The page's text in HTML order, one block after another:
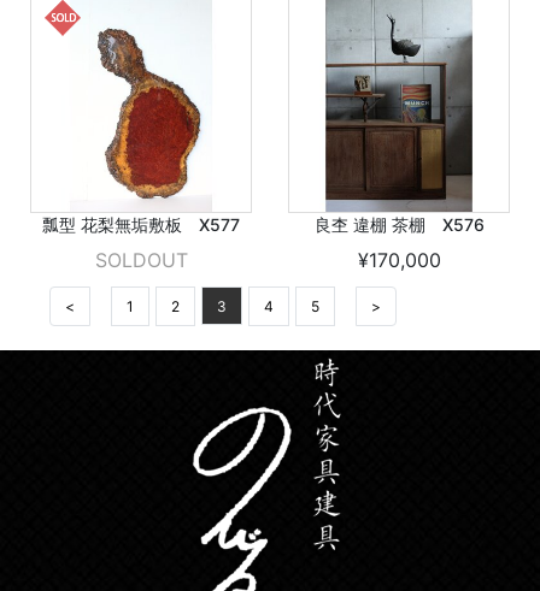
瓢型 花梨無垢敷板 X577
SOLDOUT
良杢 違棚 茶棚 X576
¥170,000
< 1 2 3 4 5 >